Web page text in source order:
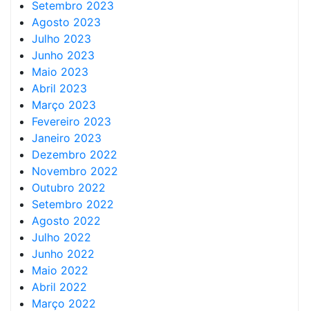
Setembro 2023
Agosto 2023
Julho 2023
Junho 2023
Maio 2023
Abril 2023
Março 2023
Fevereiro 2023
Janeiro 2023
Dezembro 2022
Novembro 2022
Outubro 2022
Setembro 2022
Agosto 2022
Julho 2022
Junho 2022
Maio 2022
Abril 2022
Março 2022